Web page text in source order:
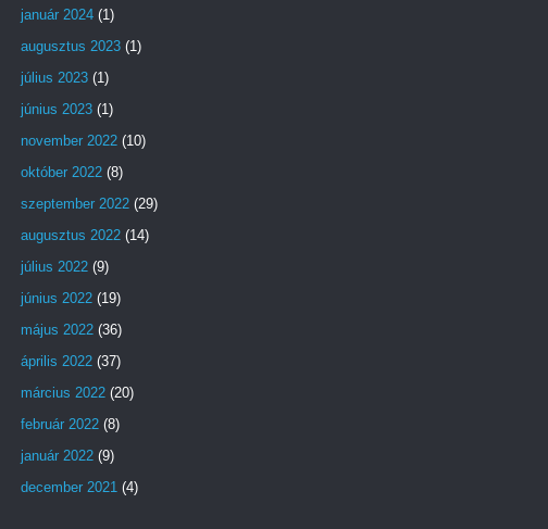
január 2024 (1)
augusztus 2023 (1)
július 2023 (1)
június 2023 (1)
november 2022 (10)
október 2022 (8)
szeptember 2022 (29)
augusztus 2022 (14)
július 2022 (9)
június 2022 (19)
május 2022 (36)
április 2022 (37)
március 2022 (20)
február 2022 (8)
január 2022 (9)
december 2021 (4)